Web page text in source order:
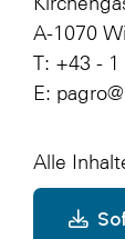
A-1070
T: +43 - 1
E:
Alle